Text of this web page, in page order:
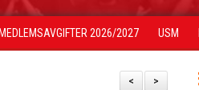
MEDLEMSAVGIFTER 2026/2027 USM
>
<